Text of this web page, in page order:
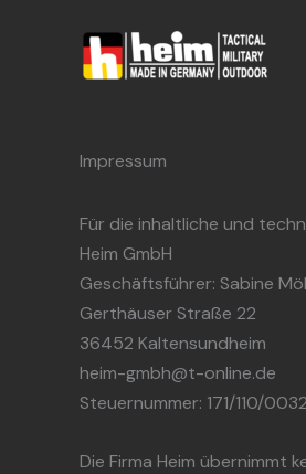
Impressum
Impressum
Für die inhaltliche und
Heim GmbH
Geschäftsführer: Sabine
Gerthäuser Straße 22
36452 Kaltensundheim
heim-gmbh@t-online.de
Steuernummer: 171/110/
Die Firma Heim übernimmt